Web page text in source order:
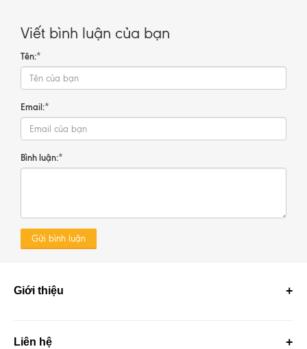
Viết bình luận của bạn
Tên:*
Email:*
Bình luận:*
Gửi bình luận
Giới thiệu
Liên hệ